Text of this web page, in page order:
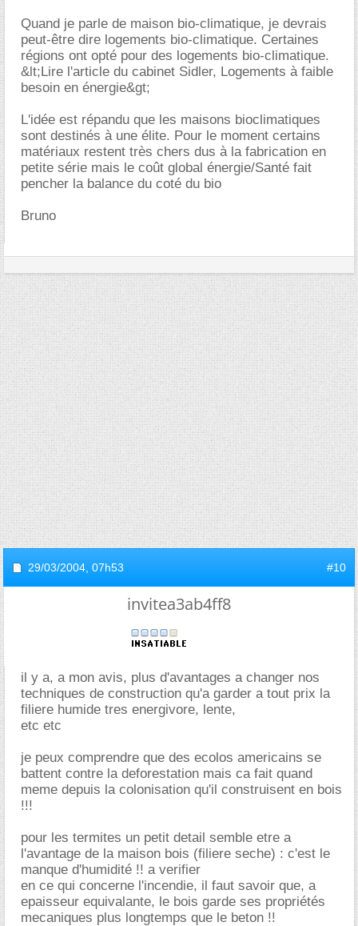
Quand je parle de maison bio-climatique, je devrais
peut-être dire logements bio-climatique. Certaines
régions ont opté pour des logements bio-climatique.
&lt;Lire l'article du cabinet Sidler, Logements à faible
besoin en énergie&gt;
L'idée est répandu que les maisons bioclimatiques
sont destinés à une élite. Pour le moment certains
matériaux restent très chers dus à la fabrication en
petite série mais le coût global énergie/Santé fait
pencher la balance du coté du bio
Bruno
29/03/2004, 07h53 #10
invitea3ab4ff8
il y a, a mon avis, plus d'avantages a changer nos
techniques de construction qu'a garder a tout prix la
filiere humide tres energivore, lente,
etc etc
je peux comprendre que des ecolos americains se
battent contre la deforestation mais ca fait quand
meme depuis la colonisation qu'il construisent en bois
!!!
pour les termites un petit detail semble etre a
l'avantage de la maison bois (filiere seche) : c'est le
manque d'humidité !! a verifier
en ce qui concerne l'incendie, il faut savoir que, a
epaisseur equivalante, le bois garde ses propriétés
mecaniques plus longtemps que le beton !!